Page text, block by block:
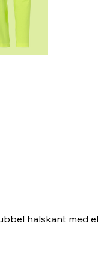
halskant med